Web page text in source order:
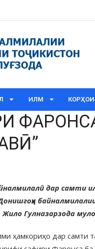
ИЛМ КОРҲОИ
дар самти
Жило Гулназарзода
ҳамкориҳо дар